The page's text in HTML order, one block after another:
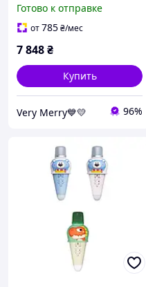
Готово к отправке
от785₴/мес
7 848₴
Купить
Very Merry💙💛 96%